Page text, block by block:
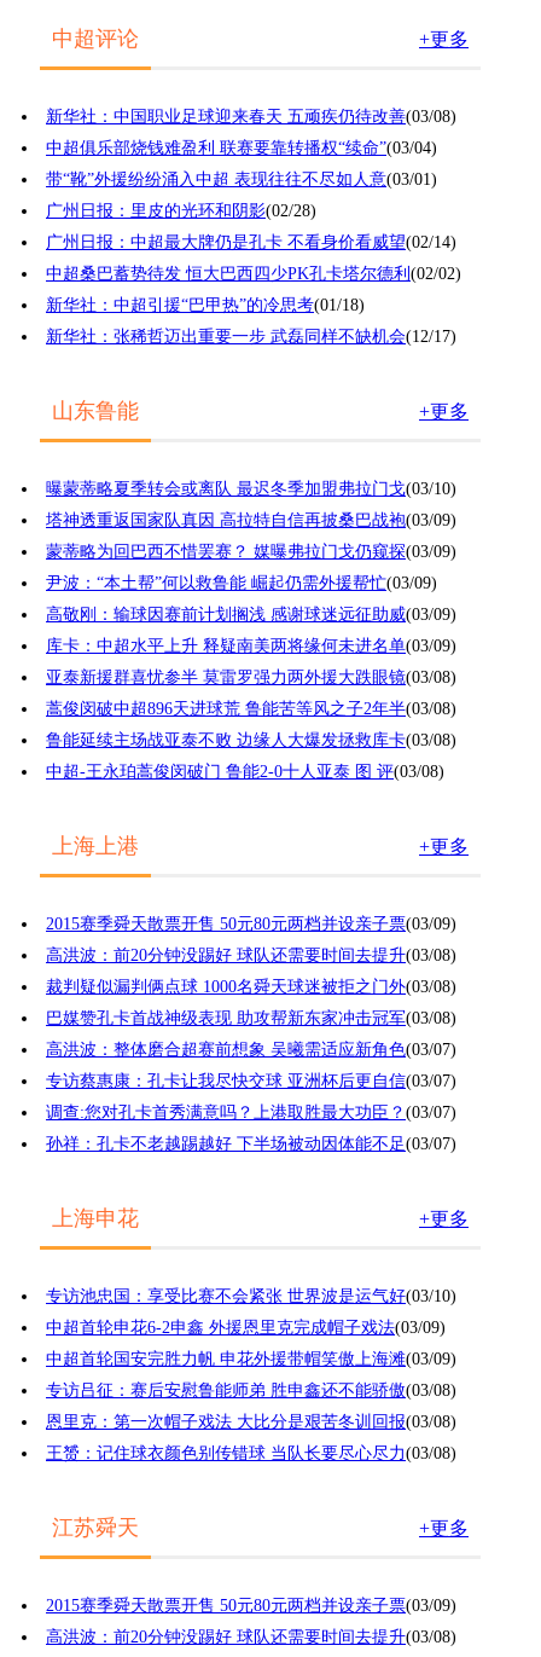
中超评论 +更多
新华社：中国职业足球迎来春天 五顽疾仍待改善(03/08)
中超俱乐部烧钱难盈利 联赛要靠转播权“续命”(03/04)
带“靴”外援纷纷涌入中超 表现往往不尽如人意(03/01)
广州日报：里皮的光环和阴影(02/28)
广州日报：中超最大牌仍是孔卡 不看身价看威望(02/14)
中超桑巴蓄势待发 恒大巴西四少PK孔卡塔尔德利 (02/02)
新华社：中超引援“巴甲热”的冷思考(01/18)
新华社：张稀哲迈出重要一步 武磊同样不缺机会(12/17)
山东鲁能 +更多
曝蒙蒂略夏季转会或离队 最迟冬季加盟弗拉门戈(03/10)
塔神透重返国家队真因 高拉特自信再披桑巴战袍(03/09)
蒙蒂略为回巴西不惜罢赛？ 媒曝弗拉门戈仍窥探(03/09)
尹波：“本土帮”何以救鲁能 崛起仍需外援帮忙(03/09)
高敬刚：输球因赛前计划搁浅 感谢球迷远征助威(03/09)
库卡：中超水平上升 释疑南美两将缘何未进名单(03/09)
亚泰新援群喜忧参半 莫雷罗强力两外援大跌眼镜(03/08)
蒿俊闵破中超896天进球荒 鲁能苦等风之子2年半(03/08)
鲁能延续主场战亚泰不败 边缘人大爆发拯救库卡(03/08)
中超-王永珀蒿俊闵破门 鲁能2-0十人亚泰 图 评(03/08)
上海上港 +更多
2015赛季舜天散票开售 50元80元两档并设亲子票(03/09)
高洪波：前20分钟没踢好 球队还需要时间去提升(03/08)
裁判疑似漏判俩点球 1000名舜天球迷被拒之门外(03/08)
巴媒赞孔卡首战神级表现 助攻帮新东家冲击冠军(03/08)
高洪波：整体磨合超赛前想象 吴曦需适应新角色(03/07)
专访蔡惠康：孔卡让我尽快交球 亚洲杯后更自信(03/07)
调查:您对孔卡首秀满意吗？上港取胜最大功臣？ (03/07)
孙祥：孔卡不老越踢越好 下半场被动因体能不足(03/07)
上海申花 +更多
专访池忠国：享受比赛不会紧张 世界波是运气好(03/10)
中超首轮申花6-2申鑫 外援恩里克完成帽子戏法(03/09)
中超首轮国安完胜力帆 申花外援带帽笑傲上海滩(03/09)
专访吕征：赛后安慰鲁能师弟 胜申鑫还不能骄傲(03/08)
恩里克：第一次帽子戏法 大比分是艰苦冬训回报(03/08)
王赟：记住球衣颜色别传错球 当队长要尽心尽力(03/08)
江苏舜天 +更多
2015赛季舜天散票开售 50元80元两档并设亲子票(03/09)
高洪波：前20分钟没踢好 球队还需要时间去提升(03/08)